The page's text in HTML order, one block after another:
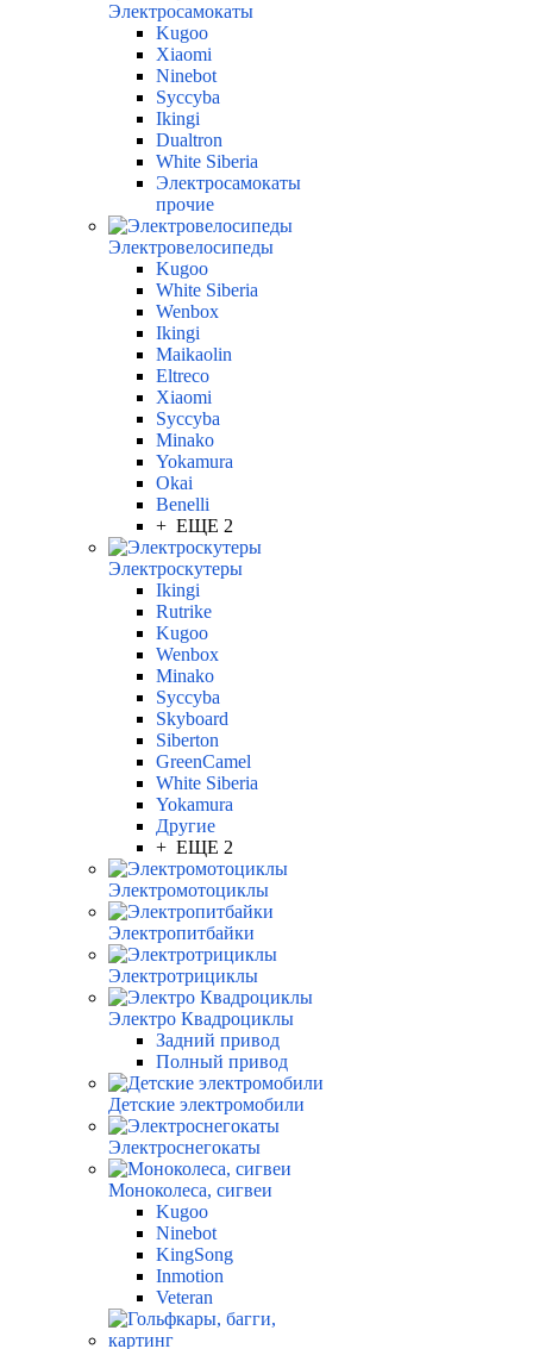
Электросамокаты
Kugoo
Xiaomi
Ninebot
Syccyba
Ikingi
Dualtron
White Siberia
Электросамокаты
прочие
Электровелосипеды
Kugoo
White Siberia
Wenbox
Ikingi
Maikaolin
Eltreco
Xiaomi
Syccyba
Minako
Yokamura
Okai
Benelli
+ ЕЩЕ 2
Электроскутеры
Ikingi
Rutrike
Kugoo
Wenbox
Minako
Syccyba
Skyboard
Siberton
GreenCamel
White Siberia
Yokamura
Другие
+ ЕЩЕ 2
Электромотоциклы
Электропитбайки
Электротрициклы
Электро Квадроциклы
Задний привод
Полный привод
Детские электромобили
Электроснегокаты
Моноколеса, сигвеи
Kugoo
Ninebot
KingSong
Inmotion
Veteran